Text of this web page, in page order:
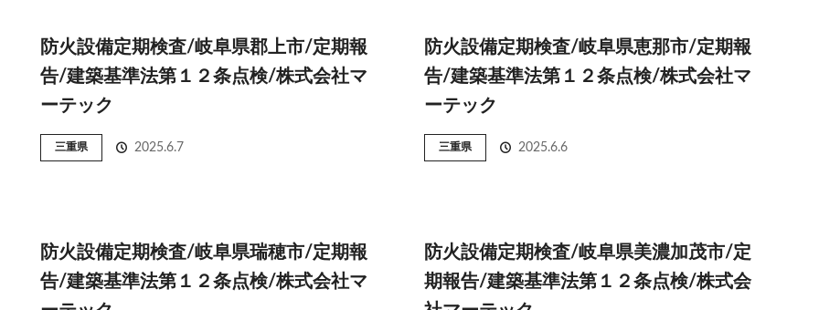
防火設備定期検査/岐阜県郡上市/定期報
告/建築基準法第１２条点検/株式会社マ
ーテック
三重県 2025.6.7
防火設備定期検査/岐阜県恵那市/定期報
告/建築基準法第１２条点検/株式会社マ
ーテック
三重県 2025.6.6
防火設備定期検査/岐阜県瑞穂市/定期報
告/建築基準法第１２条点検/株式会社マ
防火設備定期検査/岐阜県美濃加茂市/定
期報告/建築基準法第１２条点検/株式会